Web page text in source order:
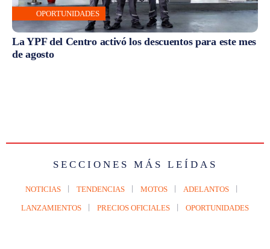
OPORTUNIDADES
La YPF del Centro activó los descuentos para este mes
de agosto
SECCIONES MÁS LEÍDAS
NOTICIAS TENDENCIAS MOTOS ADELANTOS
LANZAMIENTOS PRECIOS OFICIALES OPORTUNIDADES